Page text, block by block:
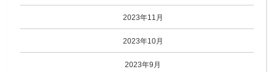
2023年11月
2023年10月
2023年9月